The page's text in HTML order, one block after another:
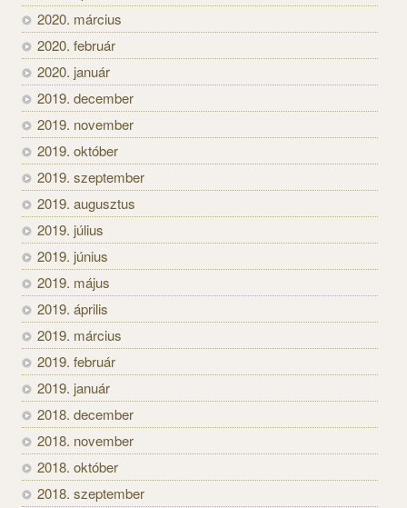
2020. március
2020. február
2020. január
2019. december
2019. november
2019. október
2019. szeptember
2019. augusztus
2019. július
2019. június
2019. május
2019. április
2019. március
2019. február
2019. január
2018. december
2018. november
2018. október
2018. szeptember